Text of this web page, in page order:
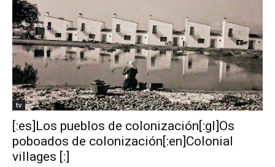
tv
[:es]Los pueblos de colonización[:gl]Os
poboados de colonización[:en]Colonial
villages [:]